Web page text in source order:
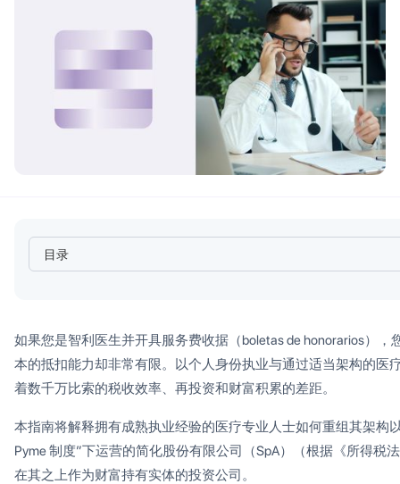
目录
如果您是智利医生并开具服务费收据（boletas de honorarios）
本的抵扣能力却非常有限。以个人身份执业与通过适当架构的医
着数千万比索的税收效率、再投资和财富积累的差距。
本指南将解释拥有成熟执业经验的医疗专业人士如何重组其架构
Pyme 制度”下运营的简化股份有限公司（SpA）（根据《所得税
在其之上作为财富持有实体的投资公司。